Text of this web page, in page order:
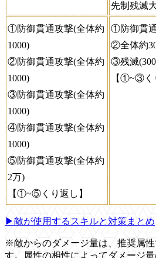
先制残滅
①防御貫通攻撃(全体約
1000)
②防御貫通攻撃(全体約
1000)
③防御貫通攻撃(全体約
1000)
④防御貫通攻撃(全体約
1000)
⑤防御貫通攻撃(全体約
2万)
【①~⑤くり返し】
①防御貫
②全体約
③残滅
【①~③く
▶敵が使用するスキルと対策まとめ
※敵からのダメージ量は、推奨属
す。属性の相性によってダメージ量